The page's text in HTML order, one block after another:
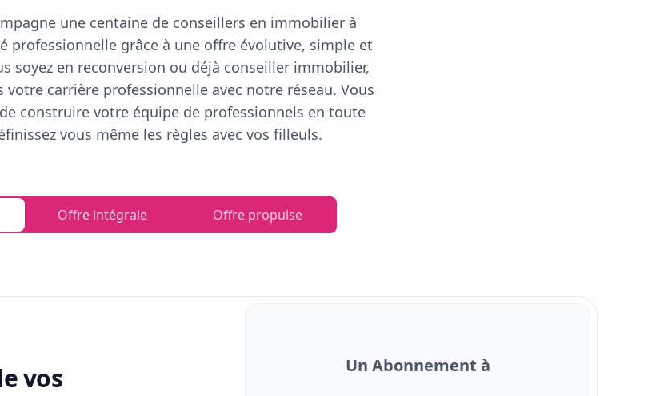
une centaine de conseillers en immobilier à
professionnelle grâce à une offre évolutive, simple et
soyez en reconversion ou déjà conseiller immobilier,
votre carrière professionnelle avec notre réseau. Vous
construire votre équipe de professionnels en toute
vous même les règles avec vos filleuls.
Offre intégrale Offre propulse
vos
Un Abonnement à